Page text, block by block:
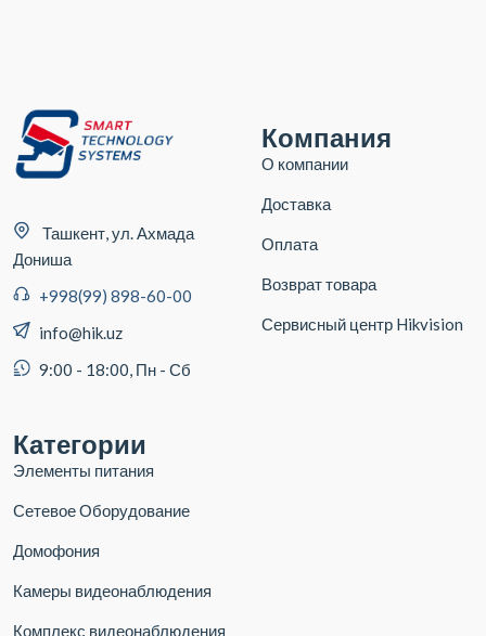
Ташкент, ул. Ахмада
Дониша
+998(99) 898-60-00
info@hik.uz
9:00 - 18:00, Пн - Сб
Компания
О компании
Доставка
Оплата
Возврат товара
Сервисный центр Hikvision
Категории
Элементы питания
Сетевое Оборудование
Домофония
Камеры видеонаблюдения
Комплекс видеонаблюдения